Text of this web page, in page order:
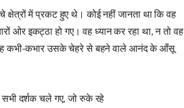
में प्रकट हुए थे। कोई नहीं जानता था कि वह
ओर इकट्ठा हो गए। वह ध्यान कर रहा था, न तो वह
वह कभी-कभार उसके चेहरे से बहने वाले आनंद के आँसू
दर्शक चले गए, जो रुके रहे